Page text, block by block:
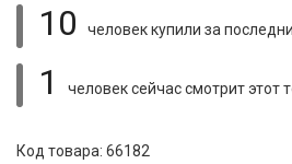
10 человек купили за
1 человек сейчас смотритэтот
Код товара: 66182